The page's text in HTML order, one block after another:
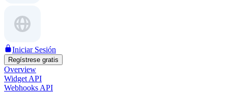
Iniciar Sesión
Regístrese gratis
Overview
Widget API
Webhooks API